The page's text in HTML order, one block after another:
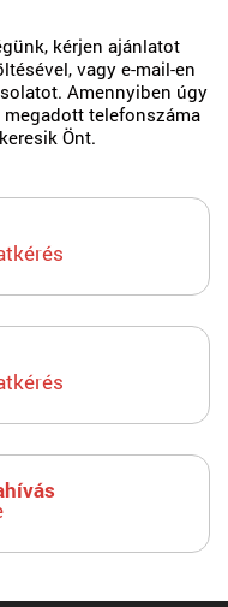
kérjen ajánlatot
vagy e-mail-en
Amennyiben úgy
telefonszáma
Önt.